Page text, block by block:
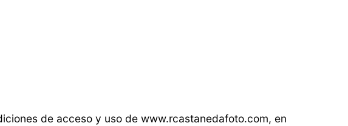
de acceso y uso de www.rcastanedafoto.com, en